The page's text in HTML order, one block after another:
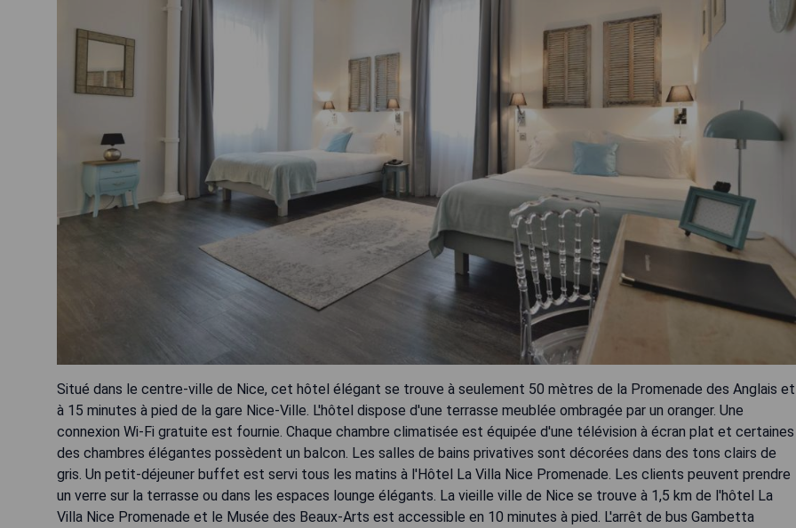
Situé dans le centre-ville de Nice, cet hôtel élégant se trouve à seulement 50 mètres de la Promenade des Anglais et
à 15 minutes à pied de la gare Nice-Ville. L'hôtel dispose d'une terrasse meublée ombragée par un oranger. Une
connexion Wi-Fi gratuite est fournie. Chaque chambre climatisée est équipée d'une télévision à écran plat et certaines
des chambres élégantes possèdent un balcon. Les salles de bains privatives sont décorées dans des tons clairs de
gris. Un petit-déjeuner buffet est servi tous les matins à l'Hôtel La Villa Nice Promenade. Les clients peuvent prendre
un verre sur la terrasse ou dans les espaces lounge élégants. La vieille ville de Nice se trouve à 1,5 km de l'hôtel La
Villa Nice Promenade et le Musée des Beaux-Arts est accessible en 10 minutes à pied. L'arrêt de bus Gambetta